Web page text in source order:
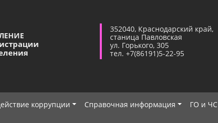
352040, Краснодарский край,
станица Павловская
ул. Горького, 305
тел. +7(86191)5-22-95
коррупции Справочная информация ГО и ЧС